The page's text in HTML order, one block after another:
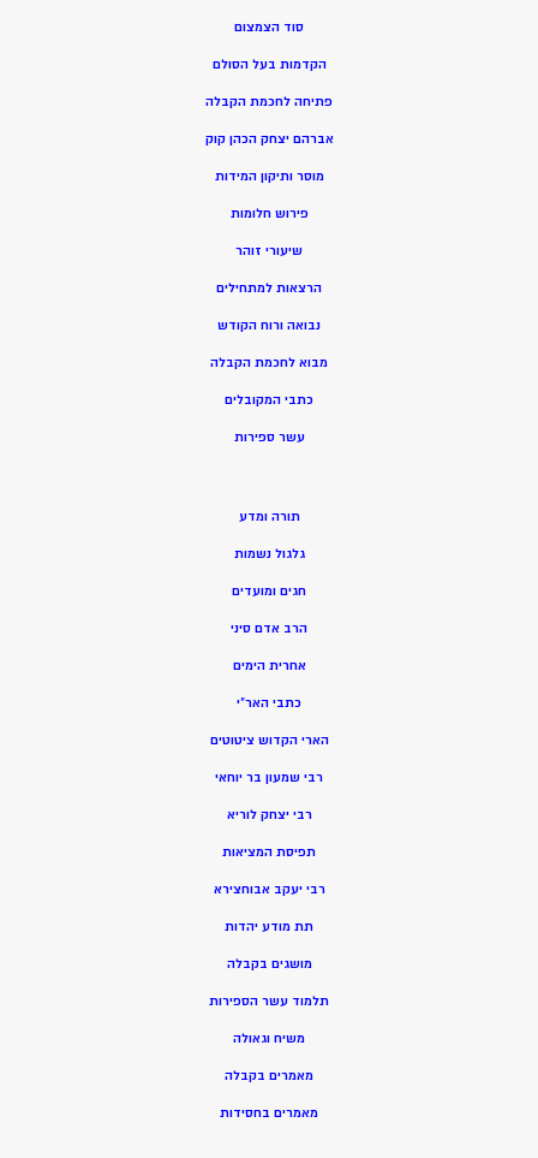
סוד הצמצום
הקדמות בעל הסולם
פתיחה לחכמת הקבלה
אברהם יצחק הכהן קוק
מוסר ותיקון המידות
פירוש חלומות
שיעורי זוהר
הרצאות למתחילים
נבואה ורוח הקודש
מבוא לחכמת הקבלה
כתבי המקובלים
עשר ספירות
תורה ומדע
גלגול נשמות
חגים ומועדים
הרב אדם סיני
אחרית הימים
כתבי האר”י
הארי הקדוש ציטוטים
רבי שמעון בר יוחאי
רבי יצחק לוריא
תפיסת המציאות
רבי יעקב אבוחצירא
תת מודע יהדות
מושגים בקבלה
תלמוד עשר הספירות
משיח וגאולה
מאמרים בקבלה
מאמרים בחסידות